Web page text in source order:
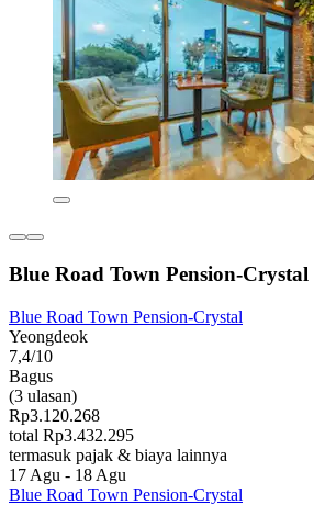
Blue Road Town Pension-Crystal
Blue Road Town Pension-Crystal
Yeongdeok
7,4/10
Bagus
(3 ulasan)
Rp3.120.268
total Rp3.432.295
termasuk pajak & biaya lainnya
17 Agu - 18 Agu
Blue Road Town Pension-Crystal